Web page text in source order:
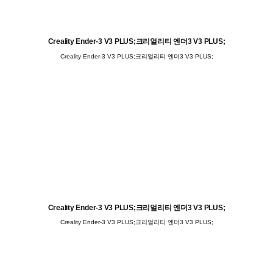
Creality Ender-3 V3 PLUS;크리얼리티 엔더3 V3 PLUS;
Creality Ender-3 V3 PLUS;크리얼리티 엔더3 V3 PLUS;
Creality Ender-3 V3 PLUS;크리얼리티 엔더3 V3 PLUS;
Creality Ender-3 V3 PLUS;크리얼리티 엔더3 V3 PLUS;